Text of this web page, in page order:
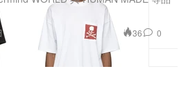
36 0